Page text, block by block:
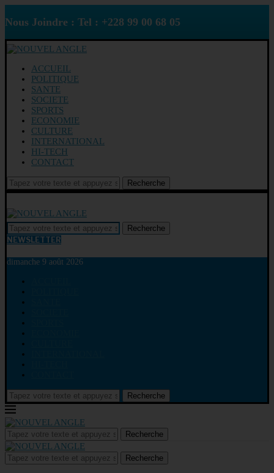
Nous Joindre : Tel : +228 99 00 68 05
ACCUEIL
POLITIQUE
SANTE
SOCIETE
SPORTS
ECONOMIE
CULTURE
INTERNATIONAL
HI-TECH
CONTACT
Recherche
Recherche
NEWSLETTER
dimanche 9 août 2026
Recherche
Recherche
Recherche